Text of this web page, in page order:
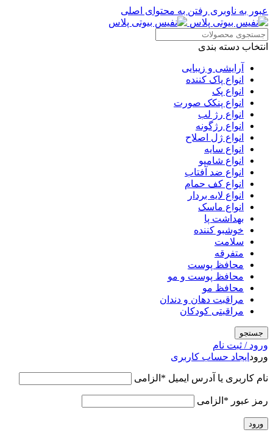
عبور به ناوبری رفتن به محتوای اصلی
انتخاب دسته بندی
آرایشی و زیبایی
انواع پاک کننده
انواع پک
انواع پنکک صورت
انواع رژ لب
انواع رژگونه
انواع ژل اصلاح
انواع سایه
انواع شامپو
انواع ضد آفتاب
انواع کف حمام
انواع لایه بردار
انواع ماسک
بهداشت پا
خوشبو کننده
سلامت
متفرقه
محافظ پوست
محافظ پوست و مو
محافظ مو
مراقبت دهان و دندان
مراقبتی کودکان
جستجو
ورود / ثبت نام
ورود ایجاد حساب کاربری
نام کاربری یا آدرس ایمیل * الزامی
رمز عبور * الزامی
ورود